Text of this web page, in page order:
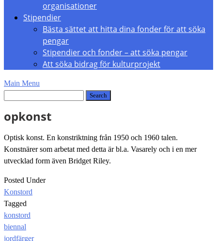
organisationer
Stipendier
Bästa sättet att hitta dina fonder för att söka
pengar
Stipendier och fonder – att söka pengar
Att söka bidrag för kulturprojekt
Main Menu
opkonst
Optisk konst. En konstriktning från 1950 och 1960 talen.
Konstnärer som arbetat med detta är bl.a. Vasarely och i en mer
utvecklad form även Bridget Riley.
Posted Under
Konstord
Tagged
konstord
Post
navigation
biennal
jordfärger